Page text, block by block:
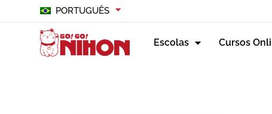
PORTUGUÊS
Escolas Cursos